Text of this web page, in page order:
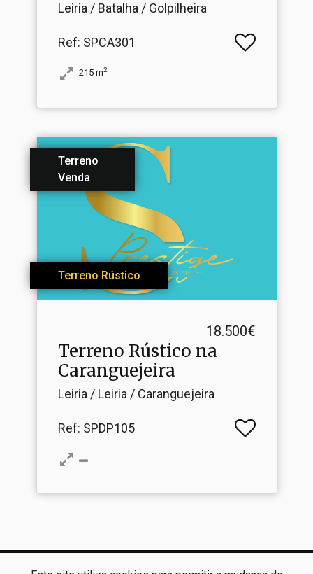
Leiria / Batalha / Golpilheira
Ref: SPCA301
215 m2
Terreno
Venda
Terreno Rústico
18.500€
Terreno Rústico na
Caranguejeira
Leiria / Leiria / Caranguejeira
Ref: SPDP105
S- Prestige